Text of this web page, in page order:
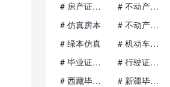
# 房产证定制 # 不动产权证办理
# 仿真房本
# 不动产权证定制
# 绿本仿真
# 机动车登记证办理
# 毕业证定制
# 行驶证定制
# 西藏毕业证
# 新疆毕业证